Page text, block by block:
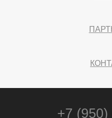
+7 (950)